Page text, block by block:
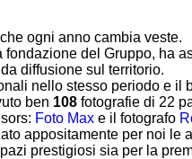
ogni anno cambia veste.
del Gruppo, ha
diffusione sul territorio.
nello stesso periodo e
ben 108fotografie di 22
Foto Maxe il fotografo
appositamente per noi le
prestigiosi sia per la